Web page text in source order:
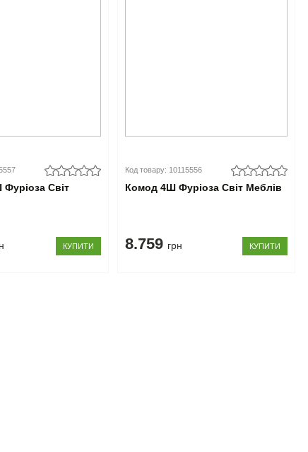
Світ
КУПИТИ
Код товару: 10115556
Комод 4Ш Фуріоза Світ Меблів
8.759 грн КУПИТИ